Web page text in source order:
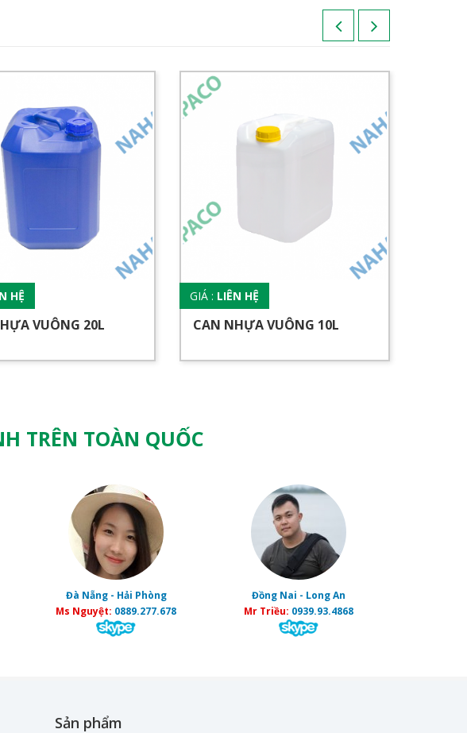
HỆ
VUÔNG 20L
GIÁ : LIÊN HỆ
CAN NHỰA VUÔNG 10L
TRÊN TOÀN QUỐC
Đà Nẵng - Hải Phòng
Ms Nguyệt: 0889.277.678
Đồng Nai - Long An
Mr Triều: 0939.93.4868
Sản phẩm